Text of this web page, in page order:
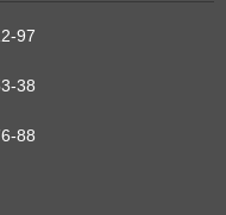
97
38
88